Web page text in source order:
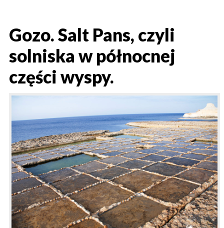
Gozo. Salt Pans, czyli
solniska w północnej
części wyspy.